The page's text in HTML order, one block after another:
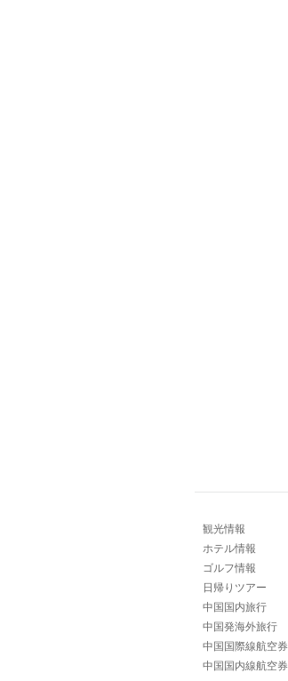
観光情報
ホテル情報
ゴルフ情報
日帰りツアー
中国国内旅行
中国発海外旅行
中国国際線航空券
中国国内線航空券